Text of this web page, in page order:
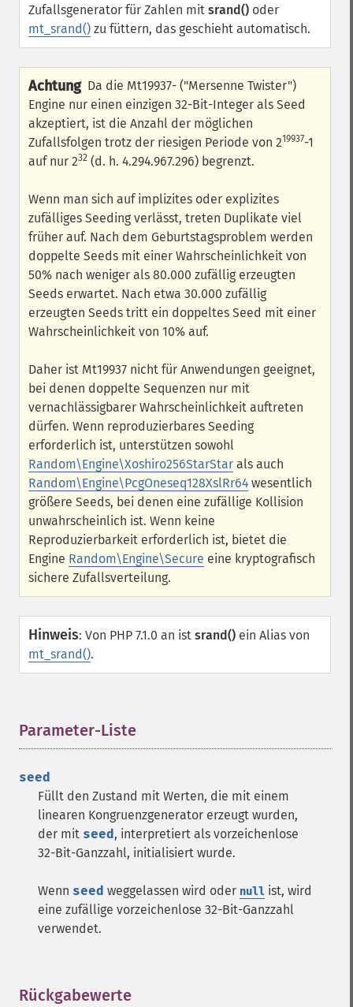
Zufallsgenerator für Zahlen mit srand() oder
mt_srand() zu füttern, das geschieht automatisch.
Achtung Da die Mt19937- ("Mersenne Twister")
Engine nur einen einzigen 32-Bit-Integer als Seed
akzeptiert, ist die Anzahl der möglichen
Zufallsfolgen trotz der riesigen Periode von 219937-1
auf nur 232 (d. h. 4.294.967.296) begrenzt.
Wenn man sich auf implizites oder explizites
zufälliges Seeding verlässt, treten Duplikate viel
früher auf. Nach dem Geburtstagsproblem werden
doppelte Seeds mit einer Wahrscheinlichkeit von
50% nach weniger als 80.000 zufällig erzeugten
Seeds erwartet. Nach etwa 30.000 zufällig
erzeugten Seeds tritt ein doppeltes Seed mit einer
Wahrscheinlichkeit von 10% auf.
Daher ist Mt19937 nicht für Anwendungen geeignet,
bei denen doppelte Sequenzen nur mit
vernachlässigbarer Wahrscheinlichkeit auftreten
dürfen. Wenn reproduzierbares Seeding
erforderlich ist, unterstützen sowohl
Random\Engine\Xoshiro256StarStar als auch
Random\Engine\PcgOneseq128XslRr64 wesentlich
größere Seeds, bei denen eine zufällige Kollision
unwahrscheinlich ist. Wenn keine
Reproduzierbarkeit erforderlich ist, bietet die
Engine Random\Engine\Secure eine kryptografisch
sichere Zufallsverteilung.
Hinweis: Von PHP 7.1.0 an ist srand() ein Alias von
mt_srand().
Parameter-Liste
seed
Füllt den Zustand mit Werten, die mit einem
linearen Kongruenzgenerator erzeugt wurden,
der mit seed, interpretiert als vorzeichenlose
32-Bit-Ganzzahl, initialisiert wurde.
Wenn seed weggelassen wird oder null ist, wird
eine zufällige vorzeichenlose 32-Bit-Ganzzahl
verwendet.
Rückgabewerte